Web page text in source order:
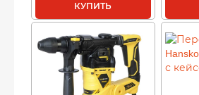
КУПИТЬ